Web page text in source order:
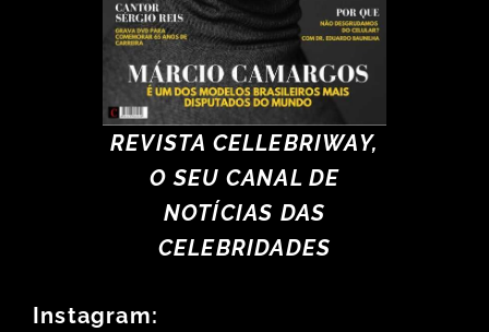
REVISTA CELLEBRIWAY,
O SEU CANAL DE
NOTÍCIAS DAS
CELEBRIDADES
Instagram: